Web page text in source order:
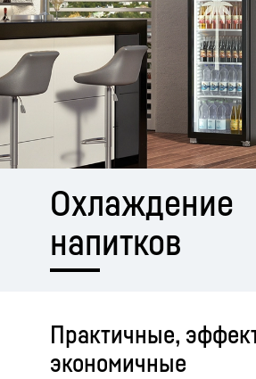
Охлаждение
напитков
Практичные,
экономичные